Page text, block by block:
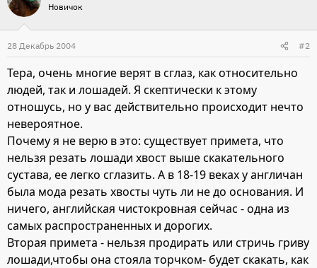
Новичок
28 Декабрь 2004 #2
Тера, очень многие верят в сглаз, как относительно
людей, так и лошадей. Я скептически к этому
отношусь, но у вас действительно происходит нечто
невероятное.
Почему я не верю в это: существует примета, что
нельзя резать лошади хвост выше скакательного
сустава, ее легко сглазить. А в 18-19 веках у англичан
была мода резать хвосты чуть ли не до основания. И
ничего, английская чистокровная сейчас - одна из
самых распространенных и дорогих.
Вторая примета - нельзя продирать или стричь гриву
лошади,чтобы она стояла торчком- будет скакать, как